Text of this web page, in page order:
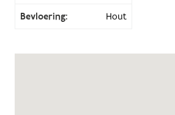
Bevloering: Hout